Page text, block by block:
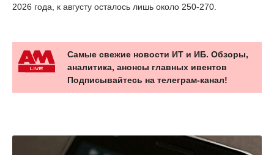
2026 года, к августу осталось лишь около 250-270.
Самые свежие новости ИТ и ИБ. Обзоры,
аналитика, анонсы главных ивентов
Подписывайтесь на телеграм-канал!